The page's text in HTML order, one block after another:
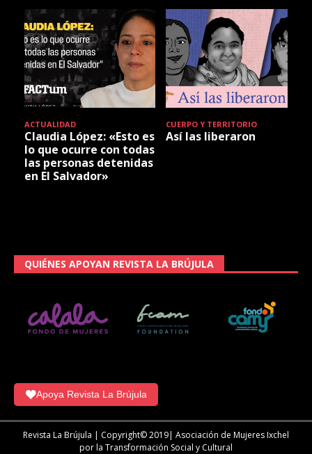
ACTUALIDAD
Claudia López: «Esto es
lo que ocurre con todas
las personas detenidas
en El Salvador»
CUERPO Y TERRITORIO
Así las liberaron
QUIÉNES APOYAN REVISTA LA BRÚJULA
Apoya Revista La Brújula
Revista La Brújula | Copyright© 2019| Asociación de Mujeres Ixchel
por la Transformación Social y Cultural